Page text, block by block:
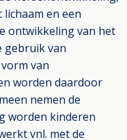
en een
ontwikkeling van het
gebruik van
van
worden daardoor
nemen de
worden kinderen
vnl. met de